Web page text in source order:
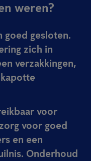
weren?
goed gesloten.
zich in
verzakkingen,
voor
voor goed
en een
Onderhoud